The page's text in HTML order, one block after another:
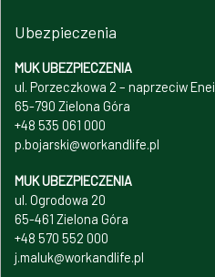
Ubezpieczenia
MUK UBEZPIECZENIA
ul. Porzeczkowa 2 – naprzeciw Enei
65-790 Zielona Góra
+48 535 061 000
p.bojarski@workandlife.pl
MUK UBEZPIECZENIA
ul. Ogrodowa 20
65-461 Zielona Góra
+48 570 552 000
j.maluk@workandlife.pl